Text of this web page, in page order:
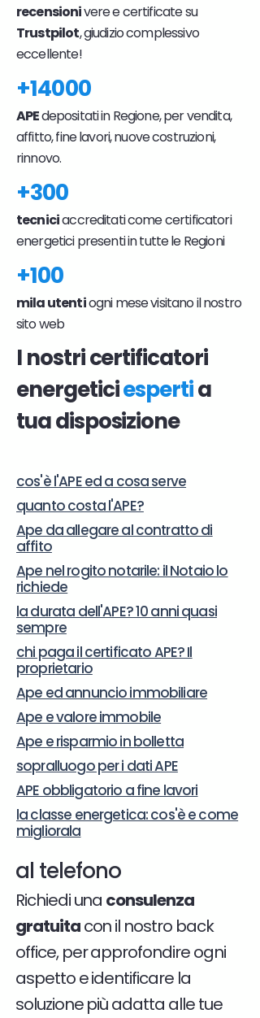
recensionivere e certificate su
Trustpilot, giudizio complessivo
eccellente!
+14000
APEdepositati in Regione, per vendita,
affitto, fine lavori, nuove costruzioni,
rinnovo.
+300
tecniciaccreditati come certificatori
energetici presenti in tutte le Regioni
+100
mila utentiogni mese visitano il nostro
sito web
I nostri certificatori
energeticiespertia
tua disposizione
cos'è l'APE ed a cosa serve
quanto costa l'APE?
Ape da allegare al contratto di
affito
Ape nel rogito notarile: il Notaio lo
richiede
la durata dell'APE? 10 anni quasi
sempre
chi paga il certificato APE? Il
proprietario
Ape ed annuncio immobiliare
Ape e valore immobile
Ape e risparmio in bolletta
sopralluogo per i dati APE
APE obbligatorio a fine lavori
la classe energetica: cos'è e come
migliorala
al telefono
Richiedi una consulenza
gratuitacon il nostro back
office, per approfondire ogni
aspetto e identificare la
soluzione più adatta alle tue